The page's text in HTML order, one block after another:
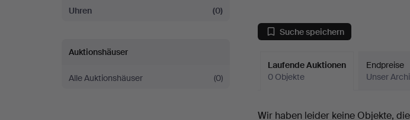
Kurage
Auktion
Uhren
(0)
Auktionshäuser
Alle Auktionshäuser (0)
Suche speichern
Laufende Auktionen
0 Objekte
Endpreise
Unser
Laufende
Wir haben leider keine Objekte,